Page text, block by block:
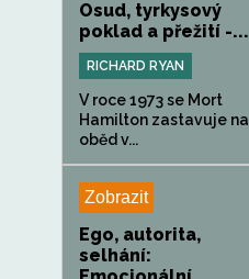
Osud, tyrkysový
poklad a přežití -...
RICHARD RYAN
V roce 1973 se Mort
Hamilton zastavuje na
oběd v...
Zobrazit
Ego, autorita,
selhání: